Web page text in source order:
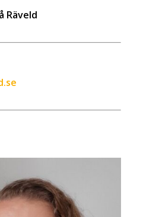
Räveld